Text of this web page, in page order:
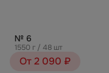
№ 6
1550 г / 48 шт
От 2 090 ₽